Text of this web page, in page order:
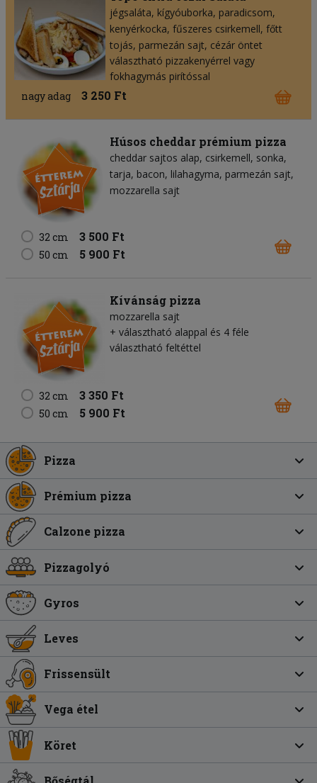
jégsaláta kígyóuborka paradicsom
kenyérkocka fűszeres csirkemell főtt
tojás parmezán sajt cézár öntet
választható pizzakenyérrel vagy
fokhagymás pirítóssal
nagy adag
3 250 Ft
Húsos cheddar prémium pizza
cheddar sajtos alap csirkemell sonka
tarja bacon lilahagyma parmezán sajt
mozzarella sajt
32 cm 3 500 Ft
50 cm 5 900 Ft
Kívánság pizza
mozzarella sajt
+ választható alappal és 4 féle
választható feltéttel
32 cm 3 350 Ft
50 cm 5 900 Ft
Pizza
Prémium pizza
Calzone pizza
Pizzagolyó
Gyros
Leves
Frissensült
Vega étel
Köret